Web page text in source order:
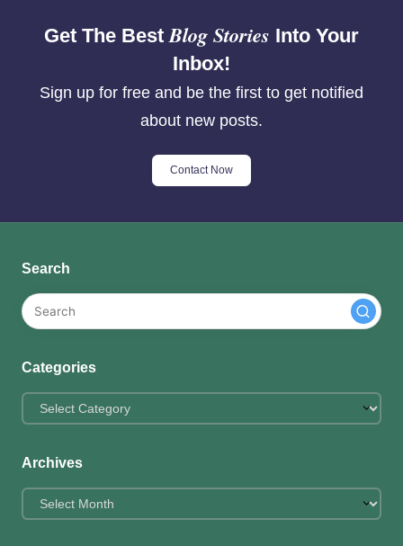
Get The Best Blog Stories Into Your
Inbox!
Sign up for free and be the first to get notified
about new posts.
Contact Now
Search
Categories
Categories
Archives
Archives